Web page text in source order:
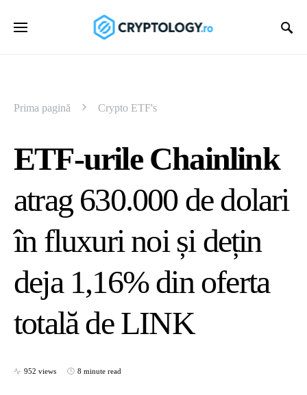
Prima pagină Crypto ETF's
ETF-urile Chainlink
atrag 630.000 de dolari
în fluxuri noi și dețin
deja 1,16% din oferta
totală de LINK
952 views 8 minute read